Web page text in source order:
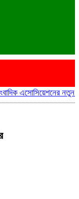
এসোসিয়েশনের নতুন